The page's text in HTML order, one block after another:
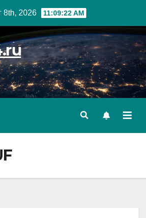
8th, 2026 11:09:23 AM